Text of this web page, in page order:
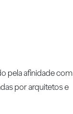
pela afinidade com
por arquitetos e